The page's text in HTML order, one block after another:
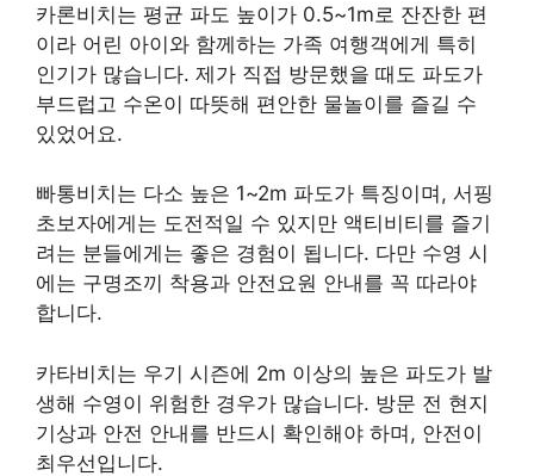
카론비치는 평균 파도 높이가 0.5~1m로 잔잔한 편
이라 어린 아이와 함께하는 가족 여행객에게 특히
인기가 많습니다. 제가 직접 방문했을 때도 파도가
부드럽고 수온이 따뜻해 편안한 물놀이를 즐길 수
있었어요.
빠통비치는 다소 높은 1~2m 파도가 특징이며, 서핑
초보자에게는 도전적일 수 있지만 액티비티를 즐기
려는 분들에게는 좋은 경험이 됩니다. 다만 수영 시
에는 구명조끼 착용과 안전요원 안내를 꼭 따라야
합니다.
카타비치는 우기 시즌에 2m 이상의 높은 파도가 발
생해 수영이 위험한 경우가 많습니다. 방문 전 현지
기상과 안전 안내를 반드시 확인해야 하며, 안전이
최우선입니다.